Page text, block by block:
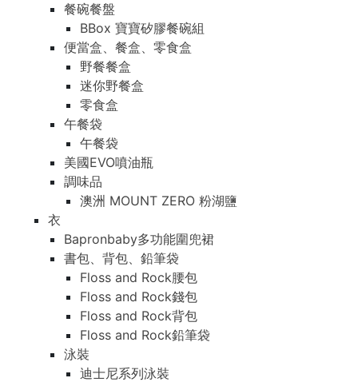
餐碗餐盤
BBox 寶寶矽膠餐碗組
便當盒、餐盒、零食盒
野餐餐盒
迷你野餐盒
零食盒
午餐袋
午餐袋
美國EVO噴油瓶
調味品
澳洲 MOUNT ZERO 粉湖鹽
衣
Bapronbaby多功能圍兜裙
書包、背包、鉛筆袋
Floss and Rock腰包
Floss and Rock錢包
Floss and Rock背包
Floss and Rock鉛筆袋
泳裝
迪士尼系列泳裝